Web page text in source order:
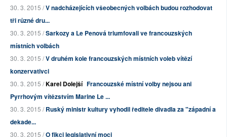
30. 3. 2015 /V nadcházejících všeobecných volbách budou rozhodovat
tři různé dru...
30. 3. 2015 /Sarkozy a Le Penová triumfovali ve francouzských
místních volbách
30. 3. 2015 /V druhém kole francouzských místních voleb vítězí
konzervativci
30. 3. 2015 /Karel Dolejší Francouzské místní volby nejsou ani
Pyrrhovým vítězstvím Marine Le ...
30. 3. 2015 /Ruský ministr kultury vyhodil ředitele divadla za "západní a
dekade...
30. 3. 2015 /O fikci legislativní moci